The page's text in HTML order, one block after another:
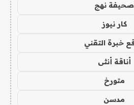
صحيفة نهج
كار نيوز
خبرة التقني
أناقة أنثى
متورخ
مدسن